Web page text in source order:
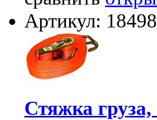
Артикул: 18498
Стяжка